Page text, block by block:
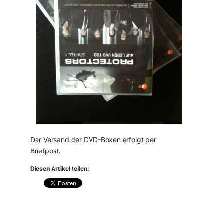
Der Versand der DVD-Boxen erfolgt per
Briefpost.
Diesen Artikel teilen: